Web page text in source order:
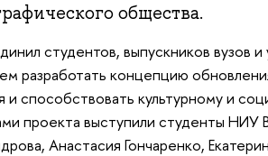
общества.
студентов, выпускников вузов и
разработать концепцию
способствовать культурному и
проекта выступили студенты
Анастасия Гончаренко,